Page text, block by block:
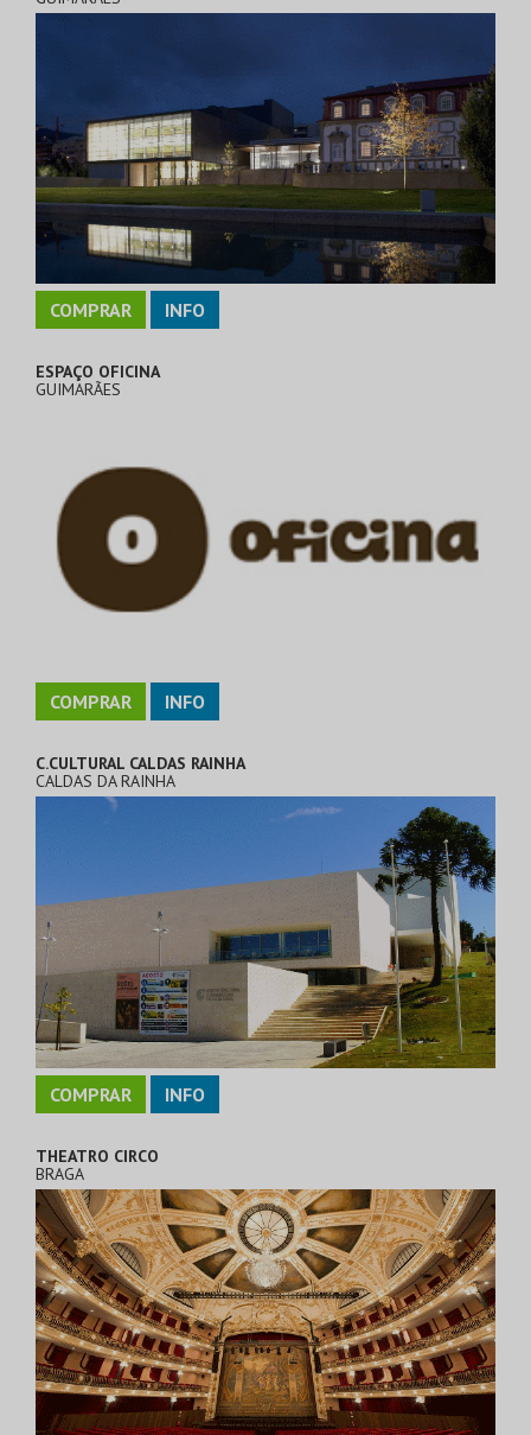
COMPRAR INFO
ESPAÇO OFICINA
GUIMARÃES
COMPRAR INFO
C.CULTURAL CALDAS RAINHA
CALDAS DA RAINHA
COMPRAR INFO
THEATRO CIRCO
BRAGA